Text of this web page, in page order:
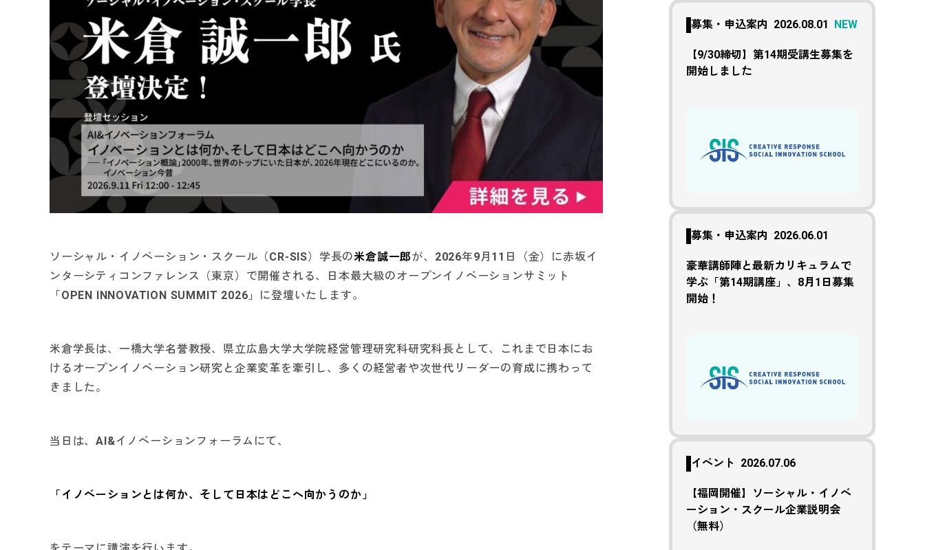
ソーシャル・イノベーション・スクール（CR-SIS）学長の米倉誠一郎が、2026年9月11日（金）に赤坂イ
ンターシティコンファレンス（東京）で開催される、日本最大級のオープンイノベーションサミット
「OPEN INNOVATION SUMMIT 2026」に登壇いたします。
米倉学長は、一橋大学名誉教授、県立広島大学大学院経営管理研究科研究科長として、これまで日本にお
けるオープンイノベーション研究と企業変革を牽引し、多くの経営者や次世代リーダーの育成に携わって
きました。
当日は、AI&イノベーションフォーラムにて、
「イノベーションとは何か、そして日本はどこへ向かうのか」
募集・申込案内 2026.08.01 NEW
【9/30締切】第14期受講生募集を
開始しました
募集・申込案内 2026.06.01
豪華講師陣と最新カリキュラムで
学ぶ「第14期講座」、8月1日募集
開始！
イベント 2026.07.06
【福岡開催】ソーシャル・イノベ
ーション・スクール企業説明会
（無料）